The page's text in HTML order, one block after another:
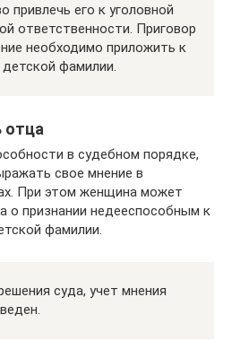
привлечь его к уголовной
ответственности. Приговор
необходимо приложить к
фамилии.
отца
в судебном порядке,
свое мнение в
При этом женщина может
о признании недееспособным к
фамилии.
суда, учет мнения